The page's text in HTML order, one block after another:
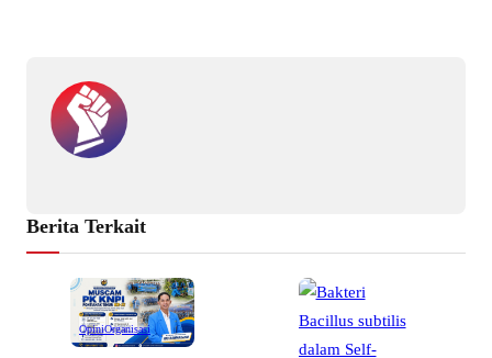
Berita Terkait
OpiniOrganisasi